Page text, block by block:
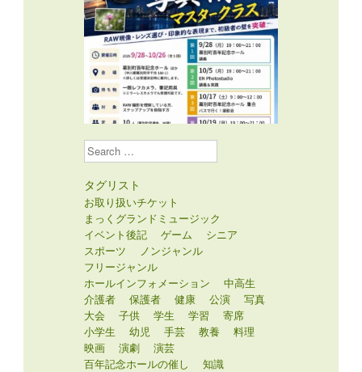
Search
タグリスト
お取り扱いチケット
まっくグランドミュージック
イベント後記
ゲーム
シニア
スポーツ
ノンジャンル
フリージャンル
ホールインフォメーション
中高生
介護者
保護者 健康 公演
写真
大会
子供 学生 学習
寄席
小学生
幼児 手芸 教養
料理
映画
演劇
演芸
百年記念ホールの催し
知識